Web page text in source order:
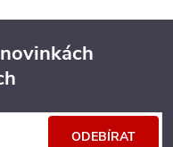
ODEBÍRAT